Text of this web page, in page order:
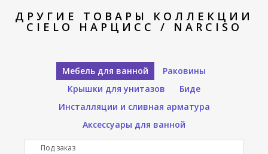
ДРУГИЕ ТОВАРЫ КОЛЛЕКЦИИ
CIELO НАРЦИСС / NARCISO
Мебель для ванной
Раковины
Крышки для унитазов
Биде
Инсталляции и сливная арматура
Аксессуары для ванной
Под заказ